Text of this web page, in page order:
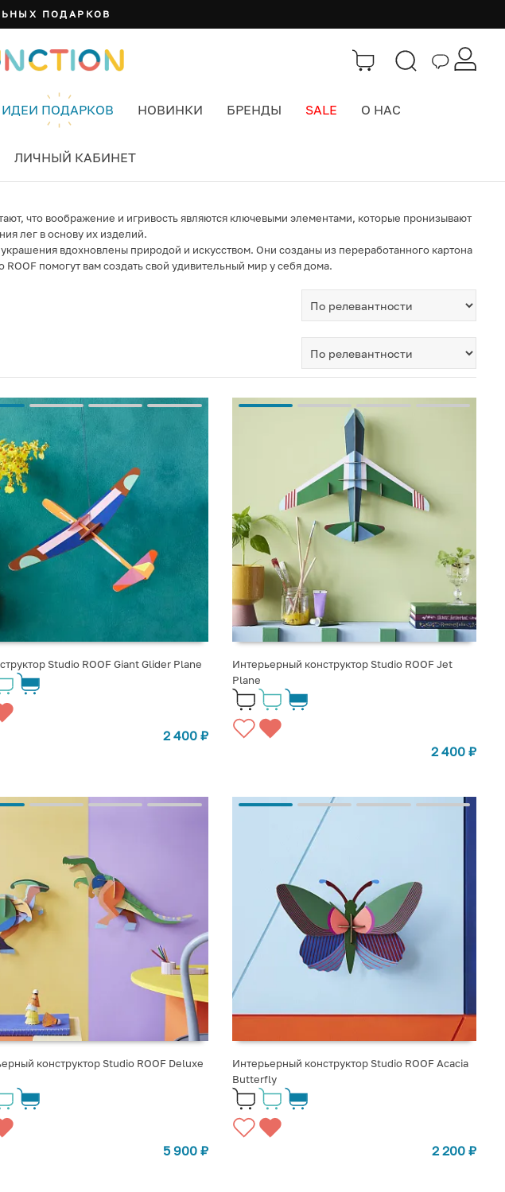
ПОДАРКОВ
ИДЕИ ПОДАРКОВ НОВИНКИ БРЕНДЫ SALE О НАС
ЛИЧНЫЙ КАБИНЕТ
что воображение и игривость являются ключевыми элементами, которые пронизывают
лег в основу их изделий.
вдохновлены природой и искусством. Они созданы из переработанного картона
помогут вам создать свой удивительный мир у себя дома.
Studio ROOF Giant Glider Plane
2 400 ₽
Интерьерный конструктор Studio ROOF Jet
Plane
2 400 ₽
конструктор Studio ROOF Deluxe
5 900 ₽
Интерьерный конструктор Studio ROOF Acacia
Butterfly
2 200 ₽